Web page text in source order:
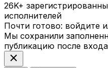
26K+
исполнителей
Почти готово: войдите
Мы сохранили
публикацию после входа
close